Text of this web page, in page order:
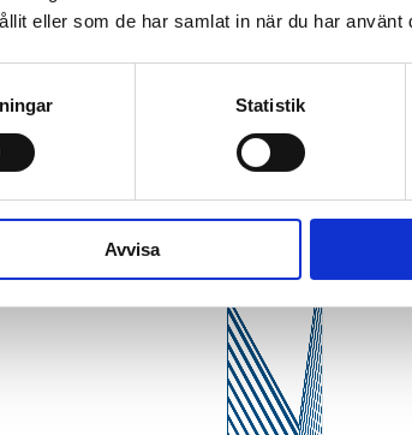
eller som de har samlat in när du har använt
Statistik
Avvisa
Druk arkuszowy w pigułce